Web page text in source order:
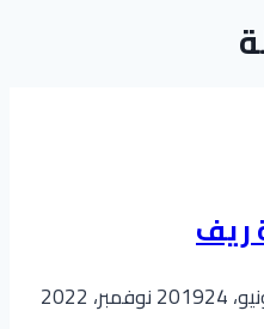
ريف
24 نوفمبر، 2022